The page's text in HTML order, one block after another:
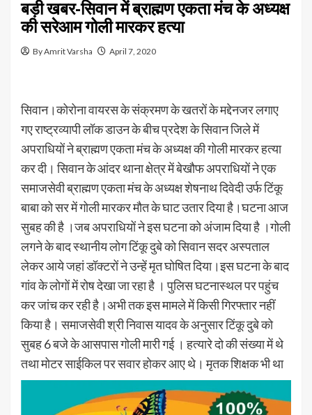
बड़ी खबर-सिवान में ब्राह्मण एकता मंच के अध्यक्ष
की सरेआम गोली मारकर हत्या
By Amrit Varsha April 7, 2020
सिवान।कोरोना वायरस के संक्रमण के खतरों के मद्देनजर लगाए
गए राष्ट्रव्यापी लॉक डाउन के बीच प्रदेश के सिवान जिले में
अपराधियों ने ब्राह्मण एकता मंच के अध्यक्ष की गोली मारकर हत्या
कर दी। सिवान के आंदर थाना क्षेत्र में बेखौफ अपराधियों ने एक
समाजसेवी ब्राह्मण एकता मंच के अध्यक्ष शेषनाथ दिवेदी उर्फ टिंकू
बाबा को सर में गोली मारकर मौत के घाट उतार दिया है।घटना आज
सुबह की है ।जब अपराधियों ने इस घटना को अंजाम दिया है ।गोली
लगने के बाद स्थानीय लोग टिंकू दुबे को सिवान सदर अस्पताल
लेकर आये जहां डॉक्टरों ने उन्हें मृत घोषित दिया।इस घटना के बाद
गांव के लोगों में रोष देखा जा रहा है । पुलिस घटनास्थल पर पहुंच
कर जांच कर रही है।अभी तक इस मामले में किसी गिरफ्तार नहीं
किया है। समाजसेवी श्री निवास यादव के अनुसार टिंकू दुबे को
सुबह 6 बजे के आसपास गोली मारी गई । हत्यारे दो की संख्या में थे
तथा मोटर साईकिल पर सवार होकर आए थे। मृतक शिक्षक भी था